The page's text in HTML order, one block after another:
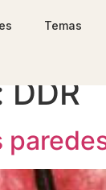
Temas
DDR